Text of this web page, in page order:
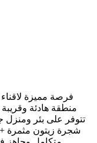
فرصة مميزة
منطقة هادئة
شجرة زيتون مثمرة